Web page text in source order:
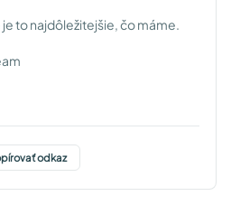
to najdôležitejšie, čo máme.
odkaz